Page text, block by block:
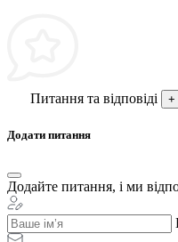
Питання та відповіді +
Додати питання
Додайте питання, і ми